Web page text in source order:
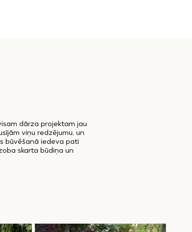
dārza projektam jau
viņu redzējumu, un
būvēšanā iedeva pati
skarta būdiņa un